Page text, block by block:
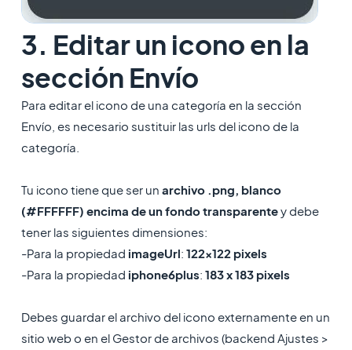
3. Editar un icono en la
sección Envío
Para editar el icono de una categoría en la sección
Envío, es necesario sustituir las urls del icono de la
categoría.
Tu icono tiene que ser un archivo .png, blanco
(#FFFFFF) encima de un fondo transparentey debe
tener las siguientes dimensiones:
-Para la propiedad imageUrl: 122x122 pixels
-Para la propiedad iphone6plus: 183 x 183 pixels
Debes guardar el archivo del icono externamente en un
sitio web o en el Gestor de archivos (backend Ajustes >